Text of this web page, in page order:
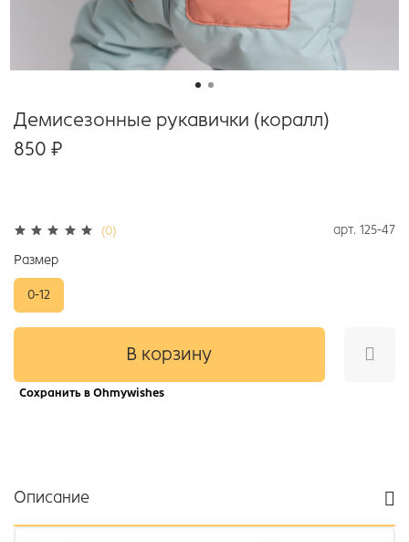
(0) арт. 125-47
Демисезонные рукавички (коралл)
850 ₽
В корзину
Сохранить в Ohmywishes
Размер
0-12
Описание